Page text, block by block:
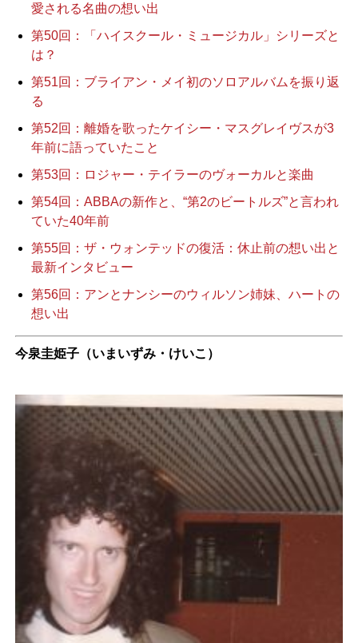
愛される名曲の想い出
第50回：「ハイスクール・ミュージカル」シリーズと
は？
第51回：ブライアン・メイ初のソロアルバムを振り返
る
第52回：離婚を歌ったケイシー・マスグレイヴスが3
年前に語っていたこと
第53回：ロジャー・テイラーのヴォーカルと楽曲
第54回：ABBAの新作と、“第2のビートルズ”と言われ
ていた40年前
第55回：ザ・ウォンテッドの復活：休止前の想い出と
最新インタビュー
第56回：アンとナンシーのウィルソン姉妹、ハートの
想い出
今泉圭姫子（いまいずみ・けいこ）